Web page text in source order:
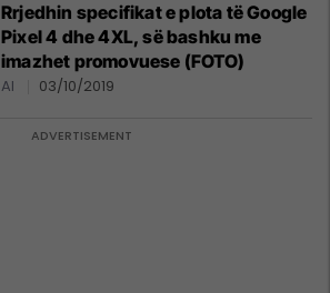
Rrjedhin specifikat e plota të Google
Pixel 4 dhe 4XL, së bashku me
imazhet promovuese (FOTO)
AI 03/10/2019